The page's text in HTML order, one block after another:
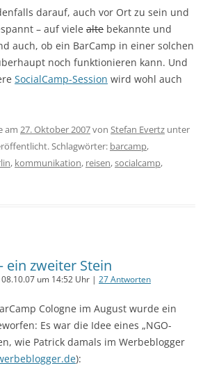
darauf, auch vor Ort zu sein und
– auf viele alte bekannte und
auch, ob ein BarCamp in einer solchen
noch funktionieren kann. Und
SocialCamp-Session wird wohl auch
am 27. Oktober 2007von Stefan Evertz unter
Schlagwörter: barcamp,
, kommunikation, reisen,socialcamp,
ein zweiter Stein
um 14:52 Uhr | 27 Antworten
Cologne im August wurde ein
Es war die Idee eines „NGO-
wie Patrick damals im Werbeblogger
):